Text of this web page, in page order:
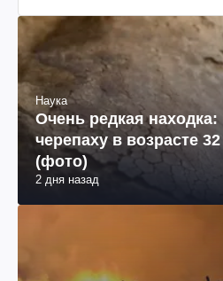
Наука
Очень редкая
черепаху в возрасте
(фото)
2 дня назад